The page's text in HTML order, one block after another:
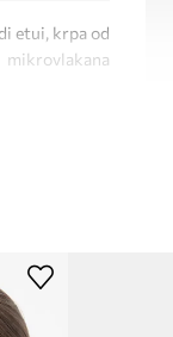
etui, krpa od
mikrovlakana
CH0348S